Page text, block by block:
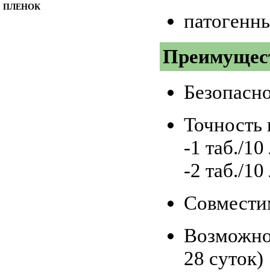
ПЛЕНОК
Точность
-1 таб./
-2 таб./
28 суток)